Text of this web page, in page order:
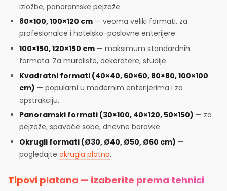
izložbe, panoramske pejzaže.
80×100, 100×120 cm — veoma veliki formati, za
profesionalce i hotelsko-poslovne enterijere.
100×150, 120×150 cm — maksimum standardnih
formata. Za muraliste, dekoratere, studije.
Kvadratni formati (40×40, 60×60, 80×80, 100×100
cm) — popularni u modernim enterijerima i za
apstrakciju.
Panoramski formati (30×100, 40×120, 50×150) — za
pejzaže, spavaće sobe, dnevne boravke.
Okrugli formati (Ø30, Ø40, Ø50, Ø60 cm) —
pogledajteokrugla platna.
Tipovi platana — izaberite prema tehnici